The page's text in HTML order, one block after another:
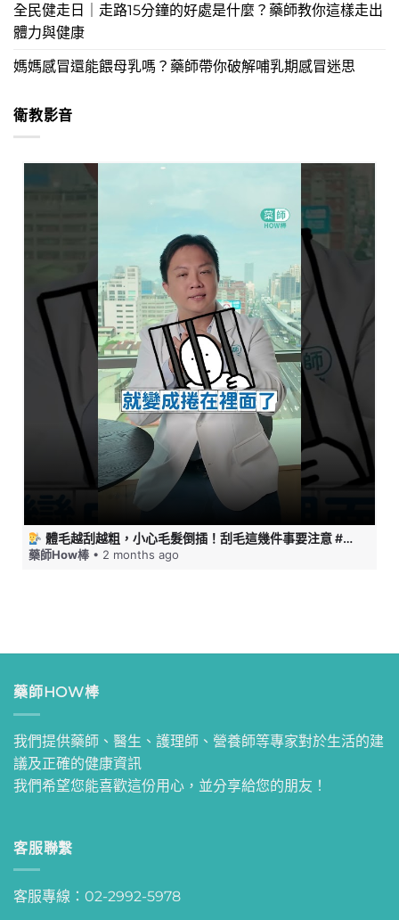
全民健走日｜走路15分鐘的好處是什麼？藥師教你這樣走出
體力與健康
媽媽感冒還能餵母乳嗎？藥師帶你破解哺乳期感冒迷思
衛教影音
體毛越刮越粗，小心毛髮倒插！刮毛這幾件事要注意 #藥師HOW棒
藥師How棒 • 2 months ago
藥師HOW棒
我們提供藥師、醫生、護理師、營養師等專家對於生活的建
議及正確的健康資訊
我們希望您能喜歡這份用心，並分享給您的朋友！
客服聯繫
客服專線：02-2992-5978